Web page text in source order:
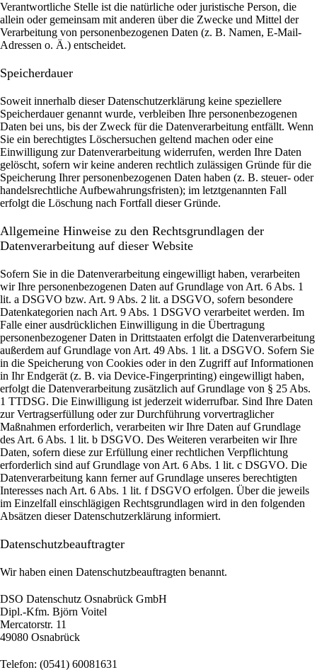
Verantwortliche Stelle ist die natürliche oder juristische Person, die
allein oder gemeinsam mit anderen über die Zwecke und Mittel der
Verarbeitung von personenbezogenen Daten (z. B. Namen, E-Mail-
Adressen o. Ä.) entscheidet.
Speicherdauer
Soweit innerhalb dieser Datenschutzerklärung keine speziellere
Speicherdauer genannt wurde, verbleiben Ihre personenbezogenen
Daten bei uns, bis der Zweck für die Datenverarbeitung entfällt. Wenn
Sie ein berechtigtes Löschersuchen geltend machen oder eine
Einwilligung zur Datenverarbeitung widerrufen, werden Ihre Daten
gelöscht, sofern wir keine anderen rechtlich zulässigen Gründe für die
Speicherung Ihrer personenbezogenen Daten haben (z. B. steuer- oder
handelsrechtliche Aufbewahrungsfristen); im letztgenannten Fall
erfolgt die Löschung nach Fortfall dieser Gründe.
Allgemeine Hinweise zu den Rechtsgrundlagen der
Datenverarbeitung auf dieser Website
Sofern Sie in die Datenverarbeitung eingewilligt haben, verarbeiten
wir Ihre personenbezogenen Daten auf Grundlage von Art. 6 Abs. 1
lit. a DSGVO bzw. Art. 9 Abs. 2 lit. a DSGVO, sofern besondere
Datenkategorien nach Art. 9 Abs. 1 DSGVO verarbeitet werden. Im
Falle einer ausdrücklichen Einwilligung in die Übertragung
personenbezogener Daten in Drittstaaten erfolgt die Datenverarbeitung
außerdem auf Grundlage von Art. 49 Abs. 1 lit. a DSGVO. Sofern Sie
in die Speicherung von Cookies oder in den Zugriff auf Informationen
in Ihr Endgerät (z. B. via Device-Fingerprinting) eingewilligt haben,
erfolgt die Datenverarbeitung zusätzlich auf Grundlage von § 25 Abs.
1 TTDSG. Die Einwilligung ist jederzeit widerrufbar. Sind Ihre Daten
zur Vertragserfüllung oder zur Durchführung vorvertraglicher
Maßnahmen erforderlich, verarbeiten wir Ihre Daten auf Grundlage
des Art. 6 Abs. 1 lit. b DSGVO. Des Weiteren verarbeiten wir Ihre
Daten, sofern diese zur Erfüllung einer rechtlichen Verpflichtung
erforderlich sind auf Grundlage von Art. 6 Abs. 1 lit. c DSGVO. Die
Datenverarbeitung kann ferner auf Grundlage unseres berechtigten
Interesses nach Art. 6 Abs. 1 lit. f DSGVO erfolgen. Über die jeweils
im Einzelfall einschlägigen Rechtsgrundlagen wird in den folgenden
Absätzen dieser Datenschutzerklärung informiert.
Datenschutz­beauftragter
Wir haben einen Datenschutzbeauftragten benannt.
DSO Datenschutz Osnabrück GmbH
Dipl.-Kfm. Björn Voitel
Mercatorstr. 11
49080 Osnabrück
Telefon: (0541) 60081631